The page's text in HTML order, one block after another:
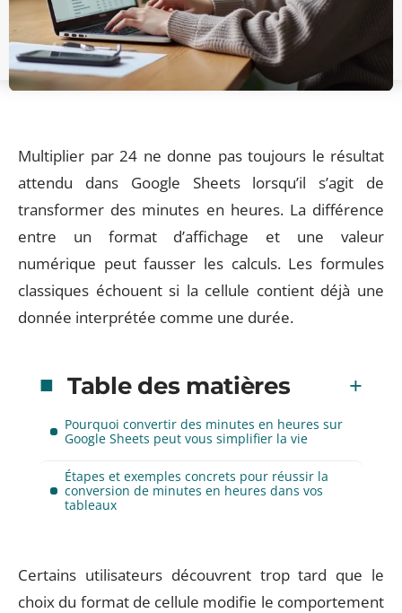
Multiplier par 24 ne donne pas toujours le résultat
attendu dans Google Sheets lorsqu’il s’agit de
transformer des minutes en heures. La différence
entre un format d’affichage et une valeur
numérique peut fausser les calculs. Les formules
classiques échouent si la cellule contient déjà une
donnée interprétée comme une durée.
Table des matières
Pourquoi convertir des minutes en heures sur
Google Sheets peut vous simplifier la vie
Étapes et exemples concrets pour réussir la
conversion de minutes en heures dans vos
tableaux
Certains utilisateurs découvrent trop tard que le
choix du format de cellule modifie le comportement